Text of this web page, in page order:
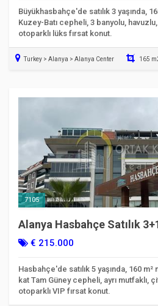
Büyükhasbahçe'de satılık 3 yaşında,
Kuzey-Batı cepheli, 3 banyolu,
otoparklı lüks fırsat konut.
Turkey > Alanya > Alanya Center 165
7105
Alanya Hasbahçe Satılık
Tam Güney Cephe
€ 215.000
Hasbahçe'de satılık 5 yaşında, 160
kat Tam Güney cepheli, ayrı mutfaklı,
otoparklı VIP fırsat konut.